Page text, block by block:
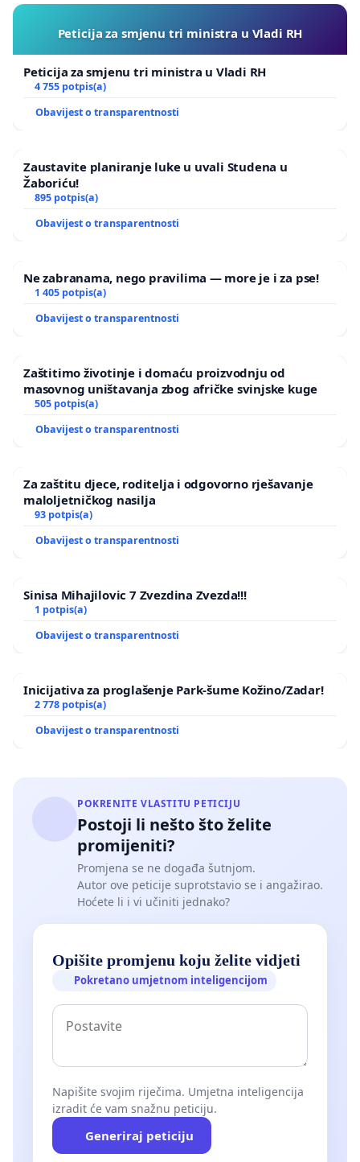
Peticija za smjenu tri ministra u Vladi RH
Peticija za smjenu tri ministra u Vladi RH
4 755 potpis(a)
Obavijest o transparentnosti
Zaustavite planiranje luke u uvali Studena u
Žaboriću!
895 potpis(a)
Obavijest o transparentnosti
Ne zabranama, nego pravilima — more je i za pse!
1 405 potpis(a)
Obavijest o transparentnosti
Zaštitimo životinje i domaću proizvodnju od
masovnog uništavanja zbog afričke svinjske kuge
505 potpis(a)
Obavijest o transparentnosti
Za zaštitu djece, roditelja i odgovorno rješavanje
maloljetničkog nasilja
93 potpis(a)
Obavijest o transparentnosti
Sinisa Mihajilovic 7 Zvezdina Zvezda!!!
1 potpis(a)
Obavijest o transparentnosti
Inicijativa za proglašenje Park-šume Kožino/Zadar!
2 778 potpis(a)
Obavijest o transparentnosti
POKRENITE VLASTITU PETICIJU
Postoji li nešto što želite
promijeniti?
Promjena se ne događa šutnjom.
Autor ove peticije suprotstavio se i angažirao.
Hoćete li i vi učiniti jednako?
Opišite promjenu koju želite vidjeti
Pokretano umjetnom inteligencijom
Napišite svojim riječima. Umjetna inteligencija
izradit će vam snažnu peticiju.
Generiraj peticiju